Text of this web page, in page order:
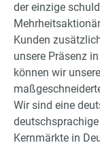
der einzige
Kunden
unsere Präsenz
können wir
Wir sind eine
Kernmärkte in